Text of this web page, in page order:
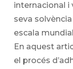
internacional i
seva
escala
En aquest
el procés